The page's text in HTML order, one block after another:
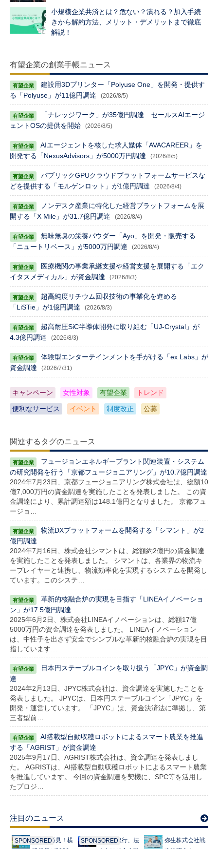
小規模企業共済とは？危ない？潰れる？加入手続
きから解約方法、メリット・デメリットまで徹底
解説！
有望企業の創業手帳ニュース
建設用3Dプリンター「Polyuse One」を開発・提供す
る「Polyuse」が11億円調達
(2026/8/5)
「ナレッジワーク」が35億円調達 セールスAIエージ
ェントOSの提供を開始
(2026/8/5)
AIエージェントを核した求人媒体「AVACAREER」を
開発する「NexusAdvisors」が5000万円調達
(2026/8/5)
パブリックGPUクラウドプラットフォームサービスな
どを提供する「モルゲンロット」が1億円調達
(2026/8/4)
ノンデスク産業に特化した経営プラットフォームを展
開する「X Mile」が31.7億円調達
(2026/8/4)
無味無臭の栄養パウダー「Ayo」を開発・販売する
「ニュートリベース」が5000万円調達
(2026/8/4)
医療機関の事業承継支援や経営支援を展開する「エク
イタスメディカル」が資金調達
(2026/8/3)
超高純度リチウム回収技術の事業化を進める
「LiSTie」が1億円調達
(2026/8/3)
超高耐圧SiC半導体開発に取り組む「UJ-Crystal」が
4.3億円調達
(2026/8/3)
体験型エンターテインメントを手がける「ex Labs」が
資金調達
(2026/7/31)
キャンペーン 女性対象 有望企業 トレンド
便利なサービス イベント 制度改正 公募
関連するタグのニュース
フュージョンエネルギープラント関連装置・システム
の研究開発を行う「京都フュージョニアリング」が10.7億円調達
2024年7月23日、京都フュージョニアリング株式会社は、総額10
億7,000万円の資金調達を実施したことを発表しました。 この資
金調達により、累計調達額は148.1億円となりました。 京都フュ
ージョ…
物流DXプラットフォームを開発する「シマント」が2
億円調達
2024年7月16日、株式会社シマントは、総額約2億円の資金調達
を実施したことを発表しました。 シマントは、各業界の物流キ
ープレイヤーと連携し、物流効率化を実現するシステムを開発し
ています。このシステ…
革新的核融合炉の実現を目指す「LINEAイノベーショ
ン」が17.5億円調達
2025年6月2日、株式会社LINEAイノベーションは、総額17億
5000万円の資金調達を発表しました。 LINEAイノベーション
は、中性子を出さず安全でシンプルな革新的核融合炉の実現を目
指しています…
日本円ステーブルコインを取り扱う「JPYC」が資金調
達
2024年2月13日、JPYC株式会社は、資金調達を実施したことを
発表しました。 JPYCは、日本円ステーブルコイン「JPYC」を
開発・運営しています。 「JPYC」は、資金決済法に準拠し、第
三者型前…
AI搭載型自動収穫ロボットによるスマート農業を推進
する「AGRIST」が資金調達
2025年9月17日、AGRIST株式会社は、資金調達を発表しまし
た。 AGRISTは、AI搭載型自動収穫ロボットによるスマート農業
を推進しています。 今回の資金調達を契機に、SPC等を活用し
たプロジ…
注目のニュース
SPONSORED起業家必見！横
SPONSOREDみずほ銀行、法
弥生株式会社戦